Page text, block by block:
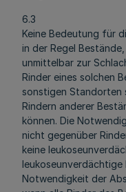
6.3
Keine Bedeutung für
in der Regel
unmittelbar zur
Rinder eines solchen
sonstigen Standorten
Rindern anderer
können. Die
nicht gegenüber
keine
leukoseunverdächtige
Notwendigkeit der